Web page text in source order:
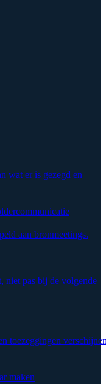
wat er is gezegd en
aan bronmeetings.
pas bij de volgende
toezeggingen
maken